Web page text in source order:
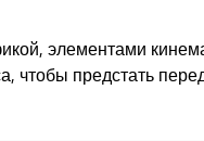
элементами
чтобы предстать